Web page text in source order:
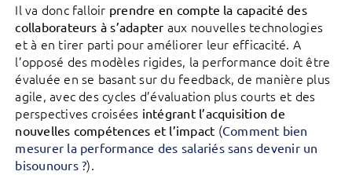
Il va donc falloir prendre en compte la capacité des
collaborateurs à s’adapter aux nouvelles technologies
et à en tirer parti pour améliorer leur efficacité. A
l’opposé des modèles rigides, la performance doit être
évaluée en se basant sur du feedback, de manière plus
agile, avec des cycles d’évaluation plus courts et des
perspectives croisées intégrant l’acquisition de
nouvelles compétences et l’impact (Comment bien
mesurer la performance des salariés sans devenir un
bisounours ?).